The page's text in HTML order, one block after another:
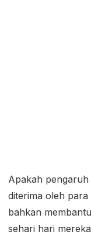
Apakah
diterima oleh
bahkan
sehari hari